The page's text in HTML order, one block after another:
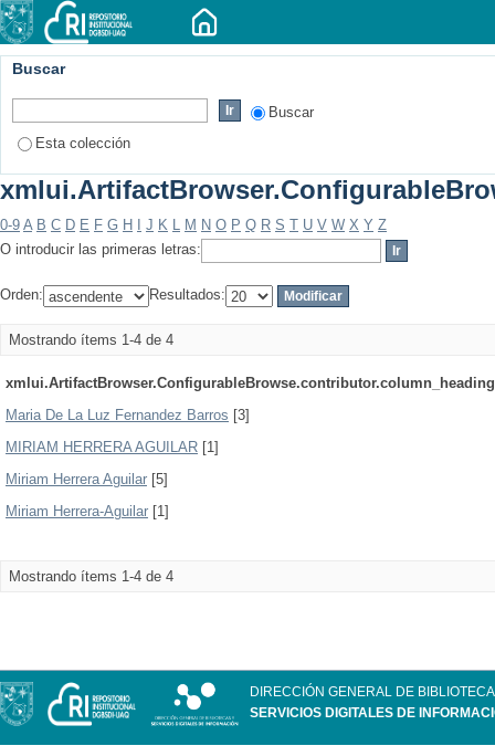
Buscar
Buscar
Esta colección
0-9 A B C D E F G H J K L M N O P Q R S T U V W X Y Z
O introducir las primeras letras:
Orden: Resultados:
Mostrando ítems 1-4 de 4
xmlui.ArtifactBrowser.ConfigurableBrowse.contributor.column_heading
Maria De La Luz Fernandez Barros [3]
MIRIAM HERRERA AGUILAR [1]
Miriam Herrera Aguilar [5]
Miriam Herrera-Aguilar [1]
Mostrando ítems 1-4 de 4
DIRECCIÓN GENERAL DE
SERVICIOS DIGITALES DE